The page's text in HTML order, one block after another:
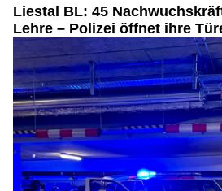
Liestal BL: 45
Lehre – Polizei öffnet ihre